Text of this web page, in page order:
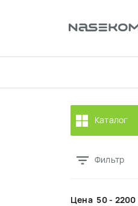
Каталог
Фильтр
Цена50- 2200